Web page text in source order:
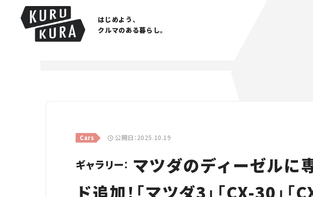
はじめよう、
クルマのある暮らし。
Cars 公開日：2025.10.19
ギャラリー： マツダのディーゼルに
ド追加！「マツダ3」「CX-30」「